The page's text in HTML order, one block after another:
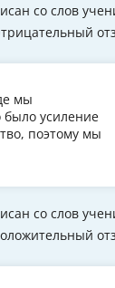
со слов
мы
было усиление
поэтому мы
со слов